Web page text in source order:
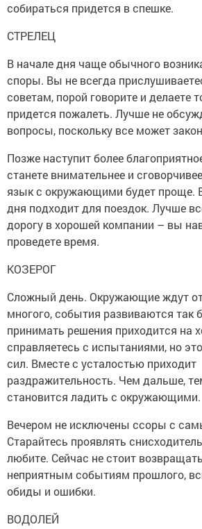
собираться придется в спешке.
СТРЕЛЕЦ
В начале дня чаще обычного
споры. Вы не всегда
советам, порой говорите и делаете
придется пожалеть. Лучше не
вопросы, поскольку все может
Позже наступит более
станете внимательнее и
язык с окружающими будет проще.
дня подходит для поездок. Лучше
дорогу в хорошей компании – вы
проведете время.
КОЗЕРОГ
Сложный день. Окружающие ждут
многого, события развиваются так
принимать решения приходится на
справляетесь с испытаниями, но
сил. Вместе с усталостью приходит
раздражительность. Чем дальше,
становится ладить с окружающими.
Вечером не исключены ссоры с
Старайтесь проявлять
любите. Сейчас не стоит
неприятным событиям прошлого,
обиды и ошибки.
ВОДОЛЕЙ